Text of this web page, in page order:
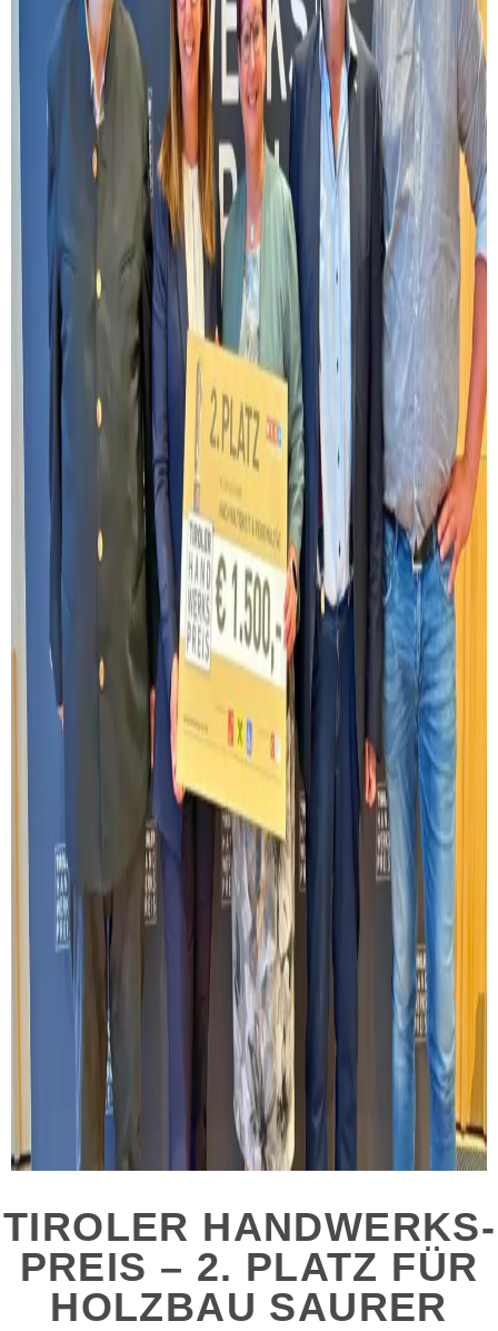
TIROLER HANDWERKS­
PREIS – 2. PLATZ FÜR
HOLZBAU SAURER